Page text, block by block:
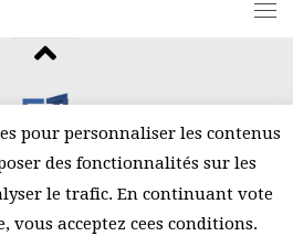
Amani
pour personnaliser les contenus
des fonctionnalités sur les
le trafic. En continuant vote
vous acceptez cees conditions.